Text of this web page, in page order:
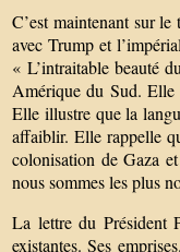
C’est maintenant sur
avec Trump et
« L’intraitable beauté
Amérique du Sud. Elle
Elle illustre que la
affaiblir. Elle rappelle
colonisation de Gaza
nous sommes les plus
La lettre du Président
existantes. Ses